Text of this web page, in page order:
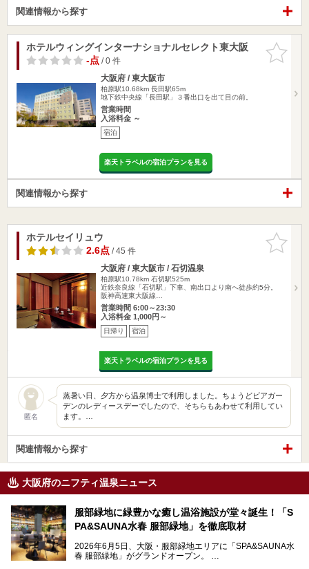
関連情報から探す
お気に入
りに追加
ホテルウィングインターナショナルセレクト東大阪
-点/ 0 件
大阪府 / 東大阪市
柏原駅10.68km 長田駅65m
地下鉄中央線「長田駅」３番出口を出て目の前。
営業時間
入浴料金 ～
宿泊
楽天トラベルの宿泊プランを見る
関連情報から探す
お気に入
りに追加
ホテルセイリュウ
2.6点/ 45 件
大阪府 / 東大阪市 / 石切温泉
柏原駅10.78km 石切駅525m
近鉄奈良線「石切駅」下車、南出口より南へ徒歩約5分。
阪神高速東大阪線…
営業時間 6:00～23:30
入浴料金 1,000円～
日帰り 宿泊
楽天トラベルの宿泊プランを見る
匿名
蒸暑い日、夕方から温泉博士で利用しました。ちょうどビアガー
デンのレディースデーでしたので、そちらもあわせて利用してい
ます。…
関連情報から探す
大阪府のニフティ温泉ニュース
服部緑地に緑豊かな癒し温浴施設が堂々誕生！「S
PA&SAUNA水春 服部緑地」を徹底取材
2026年6月5日、大阪・服部緑地エリアに「SPA&SAUNA水
春 服部緑地」がグランドオープン。